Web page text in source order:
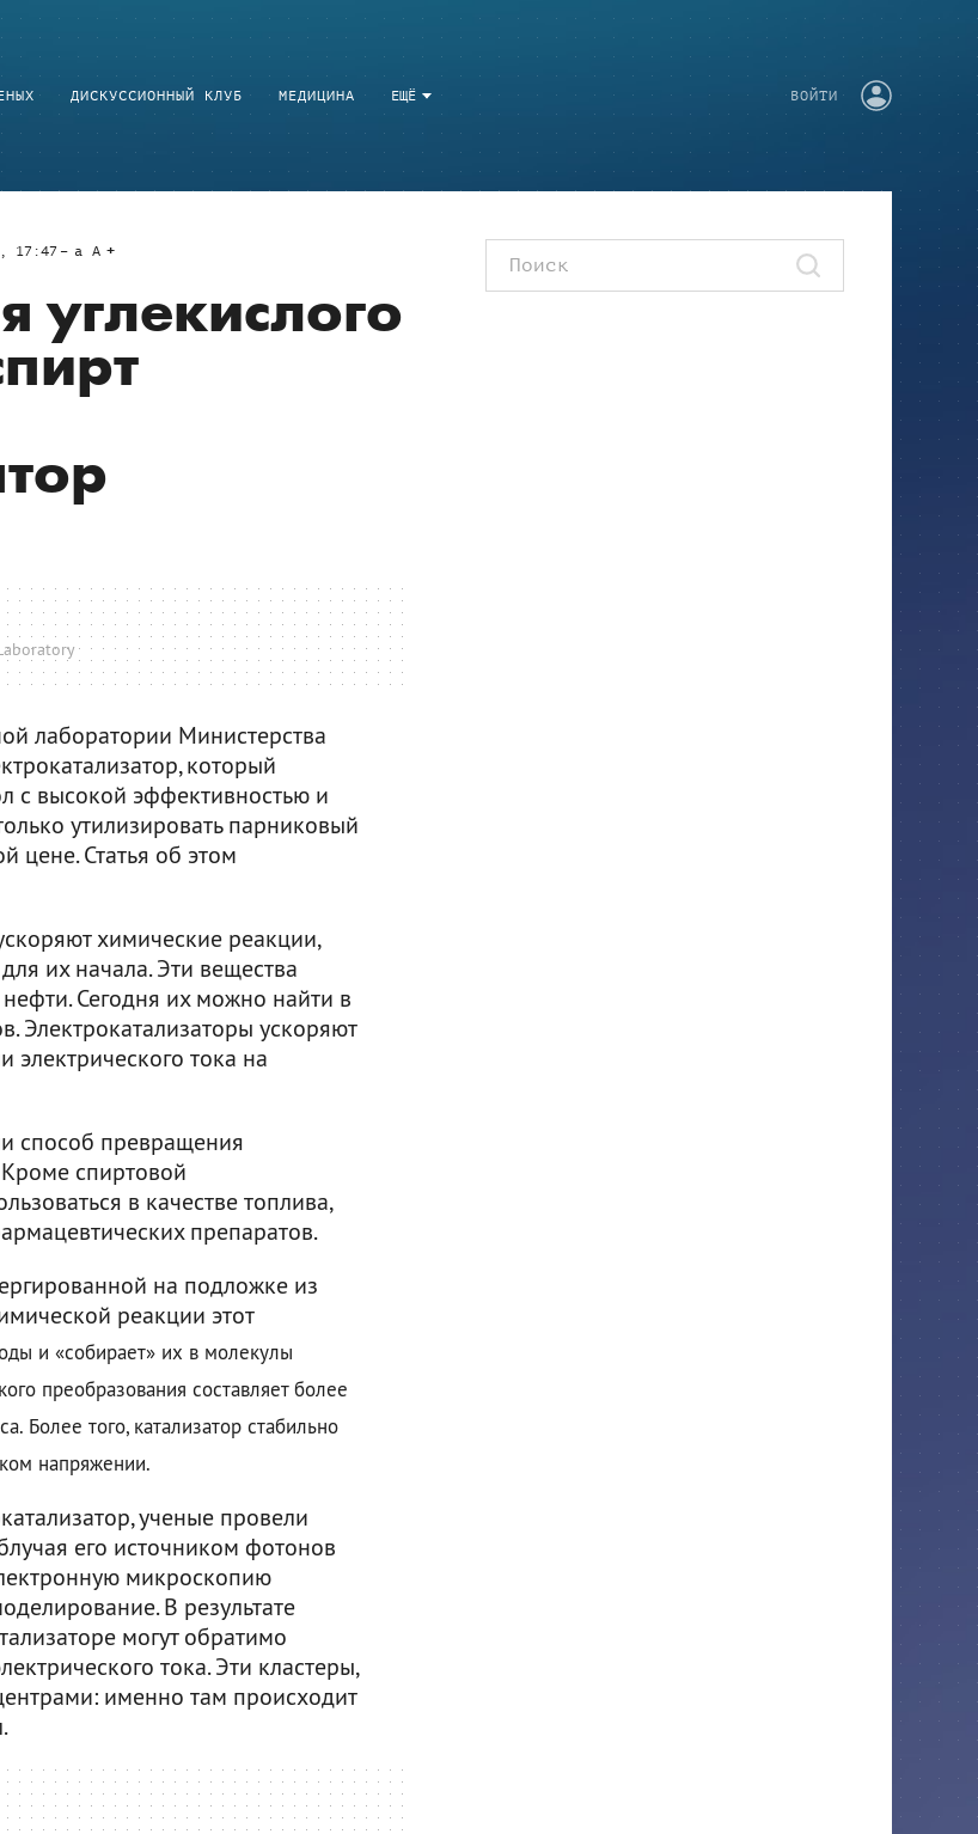
ЕЩЁ
ДИСКУССИОННЫЙ КЛУБ МЕДИЦИНА ВОЙТИ
17:47 a A
углекислого
лаборатории Министерства
который
с высокой эффективностью и
утилизировать парниковый
цене. Статья об этом
химические реакции,
их начала. Эти вещества
Сегодня их можно найти в
Электрокатализаторы ускоряют
электрического тока на
способ превращения
Кроме спиртовой
в качестве топлива,
препаратов.
на подложке из
реакции этот
и «собирает» их в молекулы
преобразования составляет более
Более того, катализатор стабильно
напряжении.
ученые провели
его источником фотонов
микроскопию
В результате
могут обратимо
тока. Эти кластеры,
именно там происходит